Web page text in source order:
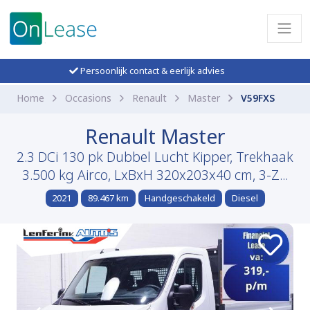
Persoonlijk contact & eerlijk advies
Home Occasions Renault Master V59FXS
Renault Master
2.3 DCi 130 pk Dubbel Lucht Kipper, Trekhaak
3.500 kg Airco, LxBxH 320x203x40 cm, 3-Z...
2021 89.467 km Handgeschakeld Diesel